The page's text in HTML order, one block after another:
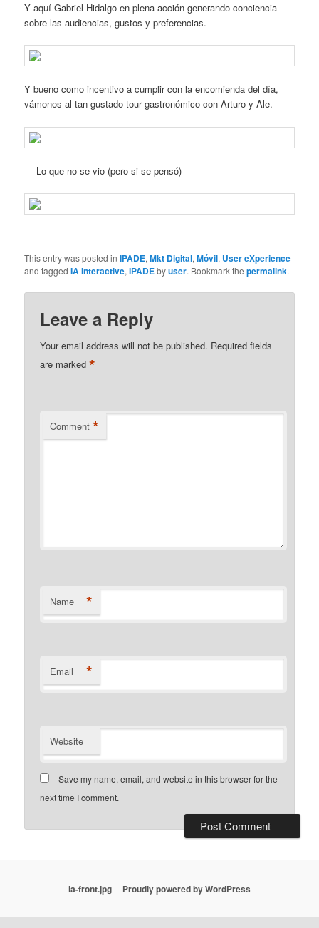
Y aquí Gabriel Hidalgo en plena acción generando conciencia
sobre las audiencias, gustos y preferencias.
Y bueno como incentivo a cumplir con la encomienda del día,
vámonos al tan gustado tour gastronómico con Arturo y Ale.
— Lo que no se vio (pero si se pensó)—
This entry was posted inIPADE,Mkt Digital,Móvil, User eXperience
and taggedIA Interactive,IPADEbyuser. Bookmark thepermalink.
Leave a Reply
Your email address will not be published. Required fields
are marked*
Comment *
Name *
Email *
Website
Save my name, email, and website in this browser for the
next time I comment.
ia-front.jpg Proudly powered by WordPress